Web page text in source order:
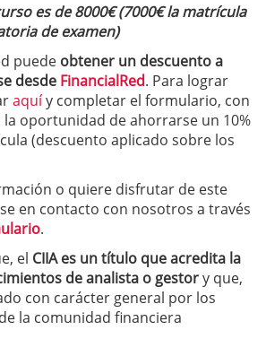
es de 8000€ (7000€ la matrícula
de examen)
puede obtener un descuento a
desde FinancialRed. Para lograr
aquíy completar el formulario, con
la oportunidad de ahorrarse un 10%
(descuento aplicado sobre los
o quiere disfrutar de este
en contacto con nosotros a través
.
el CIIA es un título que acredita la
de analista o gestory que,
con carácter general por los
la comunidad financiera